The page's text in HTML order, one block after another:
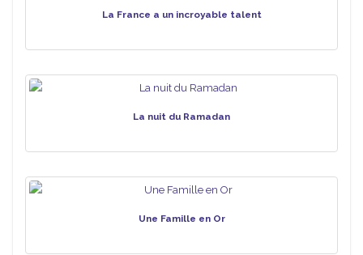
La France a un incroyable talent
La nuit du Ramadan
Une Famille en Or